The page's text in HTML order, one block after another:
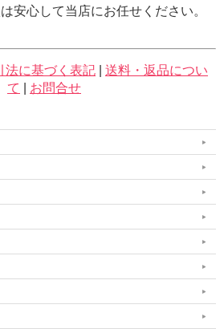
安心して当店にお任せください。
法に基づく表記
送料・返品につい
て
お問合せ